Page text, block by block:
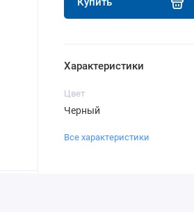
Характеристики
Цвет
Черный
Все характеристики